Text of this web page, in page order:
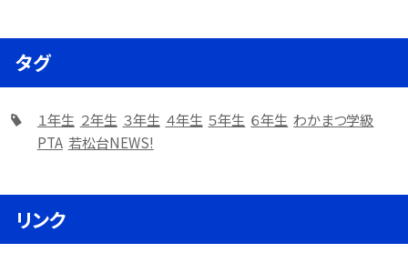
タグ
１年生 ２年生 ３年生 ４年生 ５年生 ６年生 わかまつ学級
PTA 若松台NEWS!
リンク